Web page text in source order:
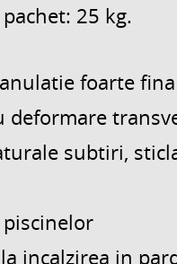
25 kg.
foarte fina
subtiri,
incalzirea in